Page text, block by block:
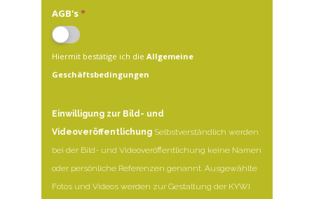
AGB's*
Hiermit bestätige ich die Allgemeine
Geschäftsbedingungen
Einwilligung zur Bild- und
Videoveröffentlichung Selbstverständlich werden
bei der Bild- und Videoveröffentlichung keine Namen
oder persönliche Referenzen genannt. Ausgewählte
Fotos und Videos werden zur Gestaltung der KYWI